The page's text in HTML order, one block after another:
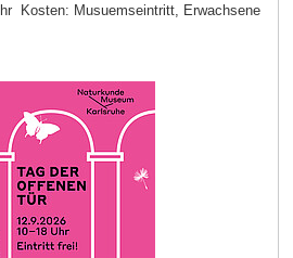
Kosten: Musuemseintritt, Erwachsene